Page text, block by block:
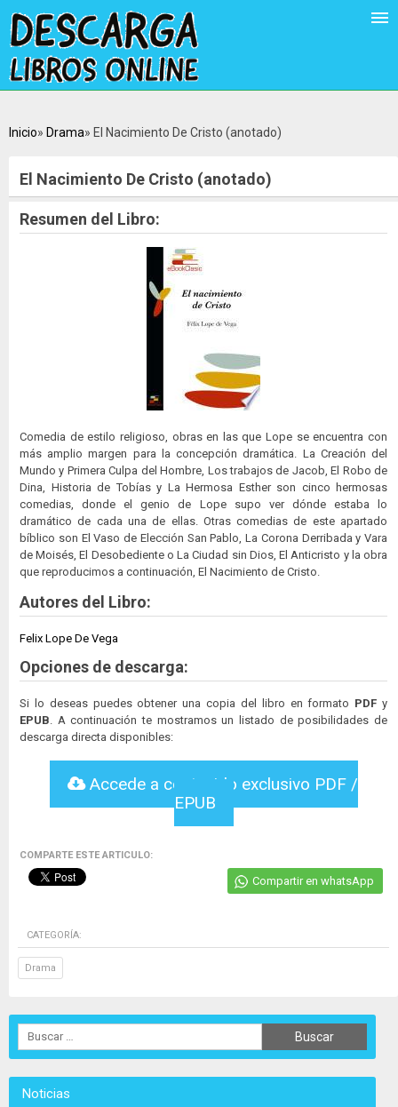
Inicio Drama El Nacimiento De Cristo (anotado)
El Nacimiento De Cristo (anotado)
Resumen del Libro:
Comedia de estilo religioso, obras en las que Lope se encuentra con
más amplio margen para la concepción dramática. La Creación del
Mundo y Primera Culpa del Hombre, Los trabajos de Jacob, El Robo de
Dina, Historia de Tobías y La Hermosa Esther son cinco hermosas
comedias, donde el genio de Lope supo ver dónde estaba lo
dramático de cada una de ellas. Otras comedias de este apartado
bíblico son El Vaso de Elección San Pablo, La Corona Derribada y Vara
de Moisés, El Desobediente o La Ciudad sin Dios, El Anticristo y la obra
que reproducimos a continuación, El Nacimiento de Cristo.
Autores del Libro:
Felix Lope De Vega
Opciones de descarga:
Si lo deseas puedes obtener una copia del libro en formato PDF y
EPUB . A continuación te mostramos un listado de posibilidades de
descarga directa disponibles:
Accede a contenido exclusivo PDF /
EPUB
COMPARTE ESTE ARTICULO:
Compartir en whatsApp
CATEGORÍA:
Drama
Noticias